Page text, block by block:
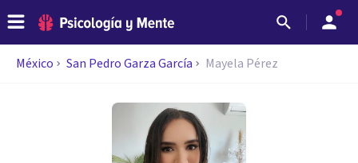
México San Pedro Garza García Mayela Pérez